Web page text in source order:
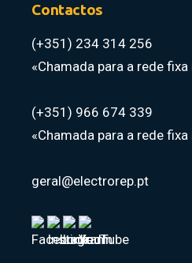
Contactos
(+351) 234 314 256
«Chamada para a rede
(+351) 966 674 339
«Chamada para a rede
geral@electrorep.pt